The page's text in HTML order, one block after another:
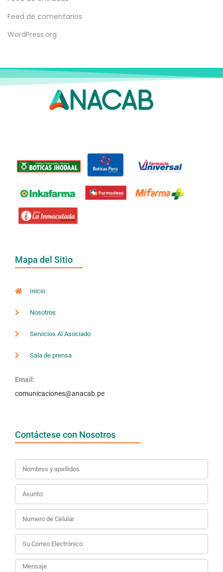
Feed de comentarios
WordPress.org
Mapa del Sitio
Inicio
Nosotros
Servicios Al Asociado
Sala de prensa
Email:
comunicaciones@anacab.pe
Contáctese con Nosotros